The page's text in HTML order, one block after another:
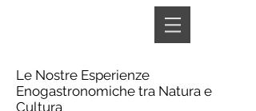
Le Nostre Esperienze
Enogastronomiche tra Natura e
Cultura